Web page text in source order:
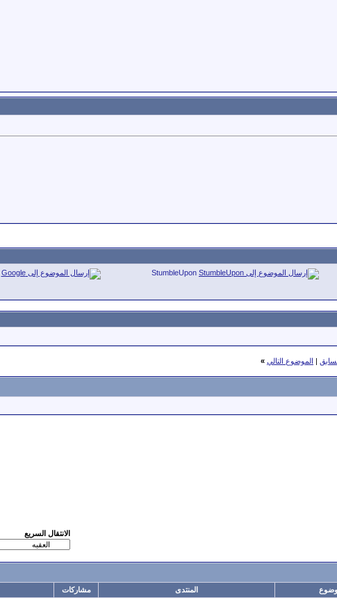
StumbleUpon
| الموضوع التالي »
الانتقال السريع
المنتدى مشاركات